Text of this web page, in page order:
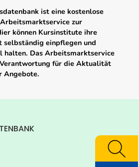
ist eine kostenlose
zur
können Kursinstitute ihre
selbständig einpflegen und
halten. Das Arbeitsmarktservice
für die Aktualität
Angebote.